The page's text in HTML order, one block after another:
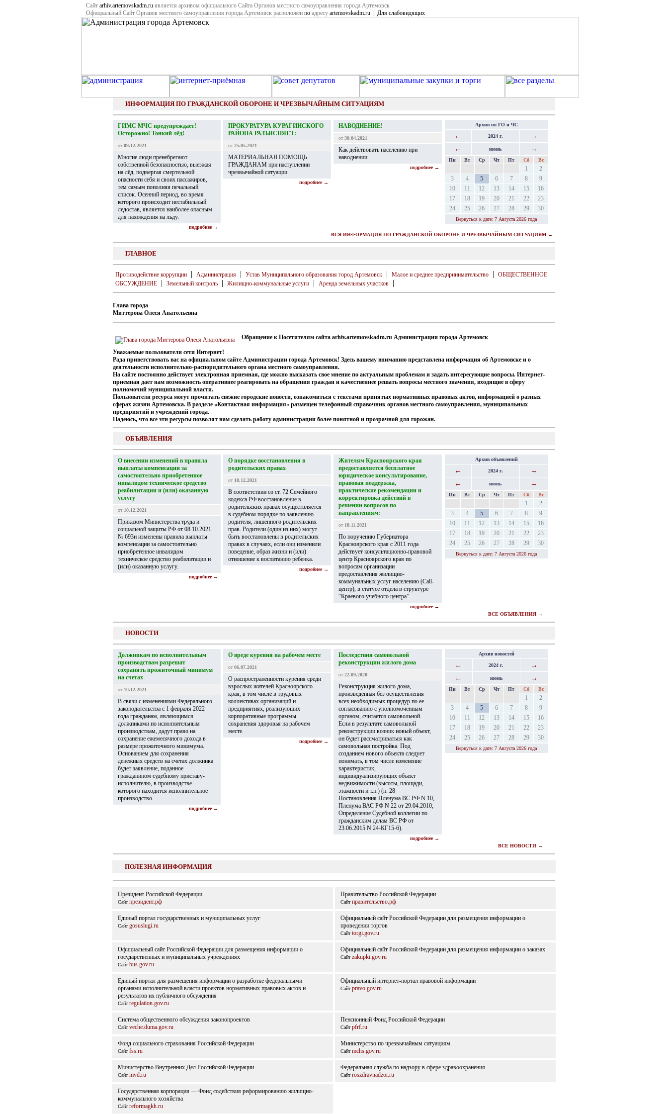
Сайт arhiv.artemovskadm.ru является архивом официального Сайта Органов местного самоуправления города Артемовск
Официальный Сайт Органов местного самоуправления города Артемовск расположен по адресу artemovskadm.ru Для слабовидящих
ИНФОРМАЦИЯ ПО ГРАЖДАНСКОЙ ОБОРОНЕ И ЧРЕЗВЫЧАЙНЫМ СИТУАЦИЯМ
ГИМС МЧС предупреждает!
Осторожно! Тонкий лёд!
от09.12.2021
Многие люди пренебрегают
собственной безопасностью, выезжая
на лёд, подвергая смертельной
опасности себя и своих пассажиров,
тем самым пополняя печальный
список. Осенний период, во время
которого происходит нестабильный
ледостав, является наиболее опасным
для нахождения на льду.
подробнее →
ПРОКУРАТУРА КУРАГИНСКОГО
РАЙОНА РАЗЪЯСНЯЕТ:
от25.05.2021
МАТЕРИАЛЬНАЯ ПОМОЩЬ
ГРАЖДАНАМ при наступлении
чрезвычайной ситуации
подробнее →
НАВОДНЕНИЕ!
от30.04.2021
Как действовать населению при
наводнении
подробнее →
Архив по ГО и ЧС
← 2024 г.
→
←
июнь →
Пн Вт Ср Чт Пт Сб Вс
1
2
3
4 5 6 7 8
9
10
11 12 13 14 15
16
17
18 19 20 21 22
23
24
25 26 27 28 29 30
Вернуться к дате: 7 Августа 2026 года
ВСЯ ИНФОРМАЦИЯ ПО ГРАЖДАНСКОЙ ОБОРОНЕ И ЧРЕЗВЫЧАЙНЫМ СИТУАЦИЯМ →
ГЛАВНОЕ
Противодействие коррупции| Администрация| Устав Муниципального образования город Артемовск| Малое и среднее предпринимательство|
ОБЩЕСТВЕННОЕ
ОБСУЖДЕНИЕ| Земельный контроль| Жилищно-коммунальные услуги| Аренда земельных участков|
Глава города
Миттерова Олеся Анатольевна
Обращение к Посетителям сайта arhiv.artemovskadm.ru Администрации города Артемовск
Уважаемые пользователи сети Интернет!
Рада приветствовать вас на официальном сайте Администрации города Артемовск! Здесь вашему вниманию представлена информация об Артемовске и о
деятельности исполнительно-распорядительного органа местного самоуправления.
На сайте постоянно действует электронная приемная, где можно высказать свое мнение по актуальным проблемам и задать интересующие вопросы. Интернет-
приемная дает нам возможность оперативнее реагировать на обращения граждан и качественнее решать вопросы местного значения, входящие в сферу
полномочий муниципальной власти.
Пользователи ресурса могут прочитать свежие городские новости, ознакомиться с текстами принятых нормативных правовых актов, информацией о разных
сферах жизни Артемовска. В разделе «Контактная информация» размещен телефонный справочник органов местного самоуправления, муниципальных
предприятий и учреждений города.
Надеюсь, что все эти ресурсы позволят нам сделать работу администрации более понятной и прозрачной для горожан.
ОБЪЯВЛЕНИЯ
О внесении изменений в правила
выплаты компенсации за
самостоятельно приобретенное
инвалидом техническое средство
реабилитации и (или) оказанную
услугу
от 10.12.2021
Приказом Министерства труда и
социальной защиты РФ от 08.10.2021
№ 693н изменены правила выплаты
компенсации за самостоятельно
приобретенное инвалидом
техническое средство реабилитации и
(или) оказанную услугу.
подробнее →
О порядке восстановления в
родительских правах
от 10.12.2021
В соответствии со ст. 72 Семейного
кодекса РФ восстановление в
родительских правах осуществляется
в судебном порядке по заявлению
родителя, лишенного родительских
прав. Родители (один из них) могут
быть восстановлены в родительских
правах в случаях, если они изменили
поведение, образ жизни и (или)
отношение к воспитанию ребенка.
подробнее →
Жителям Красноярского края
предоставляется бесплатное
юридическое консультирование,
правовая поддержка,
практические рекомендации и
корректировка действий в
решении вопросов по
направлениям:
от 18.11.2021
По поручению Губернатора
Красноярского края с 2011 года
действует консультационно-правовой
центр Красноярского края по
вопросам организации
предоставления жилищно-
коммунальных услуг населению (Call-
центр), в статусе отдела в структуре
“Краевого учебного центра”.
подробнее →
Архив объявлений
← 2024 г.
→
←
июнь →
Пн Вт Ср Чт Пт Сб Вс
1
2
3
4 5 6 7 8
9
10
11 12 13 14 15
16
17
18 19 20 21 22
23
24
25 26 27 28 29 30
Вернуться к дате: 7 Августа 2026 года
ВСЕ ОБЪЯВЛЕНИЯ →
НОВОСТИ
Должникам по исполнительным
производствам разрешат
сохранять прожиточный минимум
на счетах
от 10.12.2021
В связи c изменениями Федерального
законодательства с 1 февраля 2022
года гражданам, являющимся
должниками по исполнительным
производствам, дадут право на
сохранение ежемесячного дохода в
размере прожиточного минимума.
Основанием для сохранения
денежных средств на счетах должника
будет заявление, поданное
гражданином судебному приставу-
исполнителю, в производстве
которого находится исполнительное
производство.
подробнее →
О вреде курения на рабочем месте
от06.07.2021
О распространенности курения среди
взрослых жителей Красноярского
края, в том числе в трудовых
коллективах организаций и
предприятиях, реализующих
корпоративные программы
сохранения здоровья на рабочем
месте.
подробнее →
Последствия самовольной
реконструкции жилого дома
от22.09.2020
Реконструкция жилого дома,
произведенная без осуществления
всех необходимых процедур по ее
согласованию с уполномоченным
органом, считается самовольной.
Если в результате самовольной
реконструкции возник новый объект,
он будет рассматриваться как
самовольная постройка. Под
созданием нового объекта следует
понимать, в том числе изменение
характеристик,
индивидуализирующих объект
недвижимости (высоты, площади,
этажности и т.п.) (п. 28
Постановления Пленума ВС РФ N 10,
Пленума ВАС РФ N 22 от 29.04.2010;
Определение Судебной коллегии по
гражданским делам ВС РФ от
23.06.2015 N 24-КГ15-6).
подробнее →
Архив новостей
← 2024 г.
→
←
июнь →
Пн Вт Ср Чт Пт Сб Вс
1
2
3
4 5 6 7 8
9
10
11 12 13 14 15
16
17
18 19 20 21 22
23
24
25 26 27 28 29 30
Вернуться к дате: 7 Августа 2026 года
ВСЕ НОВОСТИ →
ПОЛЕЗНАЯ ИНФОРМАЦИЯ
Президент Российской Федерации
Сайт президент.рф
Правительство Российской Федерации
Сайт правительство.рф
Единый портал государственных и муниципальных услуг
Сайт gosuslugi.ru
Официальный сайт Российской Федерации для размещения информации о
проведении торгов
Сайт torgi.gov.ru
Официальный сайт Российской Федерации для размещения информации о
государственных и муниципальных учреждениях
Сайт bus.gov.ru
Официальный сайт Российской Федерации для размещения информации о заказах
Сайт zakupki.gov.ru
Единый портал для размещения информации о разработке федеральными
органами исполнительной власти проектов нормативных правовых актов и
результатов их публичного обсуждения
Сайт regulation.gov.ru
Официальный интернет-портал правовой информации
Сайт pravo.gov.ru
Система общественного обсуждения законопроектов
Сайт veche.duma.gov.ru
Пенсионный Фонд Российской Федерации
Сайт pfrf.ru
Фонд социального страхования Российской Федерации
Сайт fss.ru
Министерство по чрезвычайным ситуациям
Сайт mchs.gov.ru
Министерство Внутренних Дел Российской Федерации
Сайт mvd.ru
Федеральная служба по надзору в сфере здравоохранения
Сайт roszdravnadzor.ru
Государственная корпорация — Фонд содействия реформированию жилищно-
коммунального хозяйства
Сайт reformagkh.ru